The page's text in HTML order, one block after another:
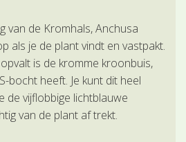
van de Kromhals, Anchusa
als je de plant vindt en vastpakt.
is de kromme kroonbuis,
bocht heeft. Je kunt dit heel
de vijflobbige lichtblauwe
van de plant af trekt.